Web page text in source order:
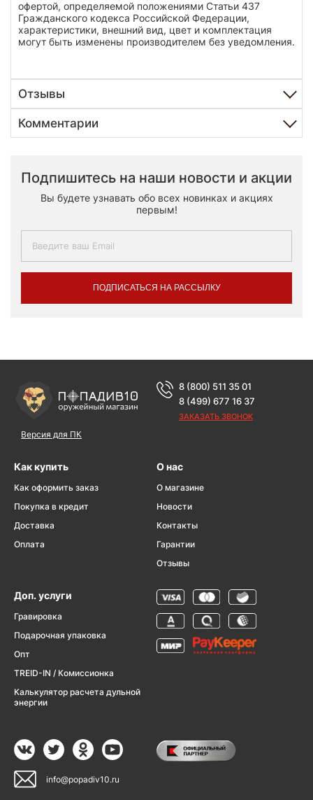
офертой, определяемой положениями Статьи 437
Гражданского кодекса Российской Федерации,
характеристики, внешний вид, цвет и комплектация
могут быть изменены производителем без уведомления.
Отзывы
Комментарии
Подпишитесь на наши новости и акции
Вы будете узнавать обо всех новинках и акциях
первым!
ПОДПИСАТЬСЯ НА РАССЫЛКУ
Версия для ПК
8 (800) 511 35 01
8 (499) 677 16 37
ЗАКАЗАТЬ ЗВОНОК
Как купить
Как оформить заказ
Покупка в кредит
Доставка
Оплата
О нас
О магазине
Новости
Контакты
Гарантии
Отзывы
Доп. услуги
Гравировка
Подарочная упаковка
Опт
TREID-IN / Комиссионка
Калькулятор расчета дульной
энергии
info@popadiv10.ru